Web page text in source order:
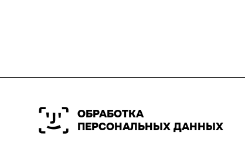
ОБРАБОТКА
ПЕРСОНАЛЬНЫХ ДАННЫХ